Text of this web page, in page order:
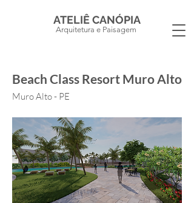
ATELIÊ CANÓPIA
Arquitetura e Paisagem
Beach Class Resort Muro Alto
Muro Alto - PE